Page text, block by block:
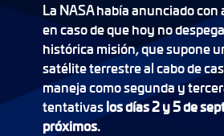
La NASA había anunciado
en caso de que hoy no
histórica misión, que supone
satélite terrestre al cabo de
maneja como segunda y
tentativaslos días 2 y 5 de
próximos.